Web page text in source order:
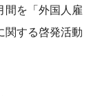
間を「外国人雇
関する啓発活動